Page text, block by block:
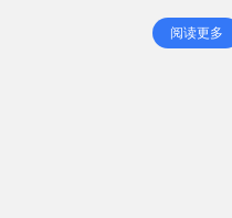
时任上司求情指何兆东乃
个月，须交还涉款114万
阅读更多